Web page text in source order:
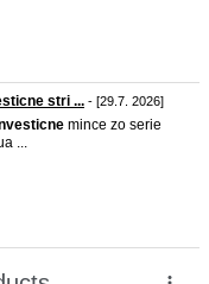
stri ... - [29.7. 2026]
mince zo serie
...